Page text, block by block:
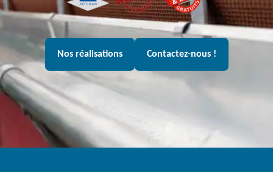
Nos réalisations Contactez-nous !